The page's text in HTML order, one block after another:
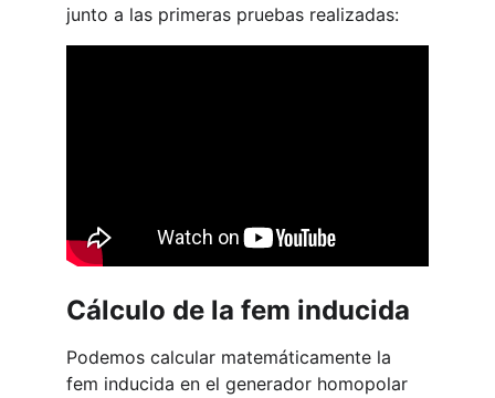
junto a las primeras pruebas realizadas:
Cálculo de la fem inducida
Podemos calcular matemáticamente la
fem inducida en el generador homopolar